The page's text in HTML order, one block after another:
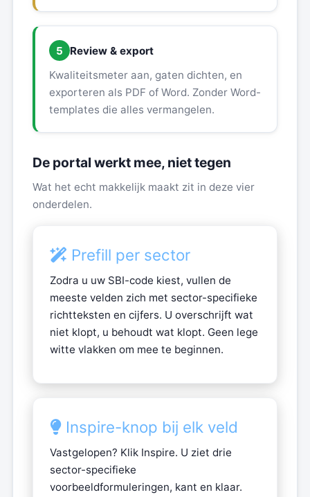
5
Review & export
Kwaliteitsmeter aan, gaten dichten, en
exporteren als PDF of Word. Zonder Word-
templates die alles vermangelen.
De portal werkt mee, niet tegen
Wat het echt makkelijk maakt zit in deze vier
onderdelen.
Prefill per sector
Zodra u uw SBI-code kiest, vullen de
meeste velden zich met sector-specifieke
richtteksten en cijfers. U overschrijft wat
niet klopt, u behoudt wat klopt. Geen lege
witte vlakken om mee te beginnen.
Inspire-knop bij elk veld
Vastgelopen? Klik Inspire. U ziet drie
sector-specifieke
voorbeeldformuleringen, kant en klaar.